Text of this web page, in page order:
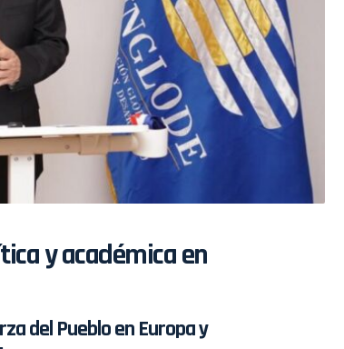
y académica en
del Pueblo en Europa y